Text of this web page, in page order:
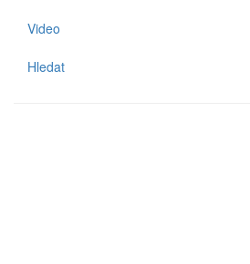
Video
Hledat